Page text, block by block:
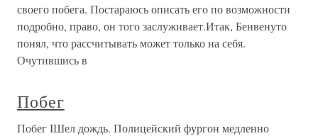
своего побега. Постараюсь описать его по возможности
подробно, право, он того заслуживает.Итак, Бенвенуто
понял, что рассчитывать может только на себя.
Очутившись в
Побег
Побег IШел дождь. Полицейский фургон медленно